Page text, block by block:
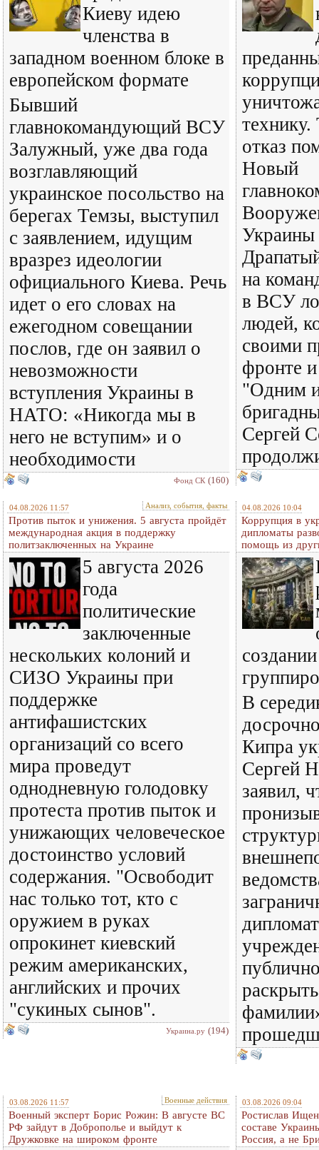
Киеву идею
членства в
западном военном блоке в
европейском формате
Бывший
главнокомандующий ВСУ
Залужный, уже два года
возглавляющий
украинское посольство на
берегах Темзы, выступил
с заявлением, идущим
вразрез идеологии
официального Киева. Речь
идет о его словах на
ежегодном совещании
послов, где он заявил о
невозможности
вступления Украины в
НАТО: «Никогда мы в
него не вступим» и о
необходимости
Фонд СК (160)
отказ
Новый
на
в ВСУ
людей,
своими
фронте
"Одним
Сергей
04.08.2026 11:57 Анализ, события, факты
Против пыток и унижения. 5 августа пройдёт
международная акция в поддержку
политзаключенных на Украине
5 августа 2026
года
политические
заключенные
нескольких колоний и
СИЗО Украины при
поддержке
антифашистских
организаций со всего
мира проведут
однодневную голодовку
протеста против пыток и
унижающих человеческое
достоинство условий
содержания. "Освободит
нас только тот, кто с
оружием в руках
опрокинет киевский
режим американских,
английских и прочих
"сукиных сынов".
Украина.ру (194)
04.08.2026 10:04
Коррупция в
дипломаты
помощь из
В
Кипра
Сергей
заявил,
03.08.2026 11:57 Военные действия
Военный эксперт Борис Рожин: В августе ВС
РФ зайдут в Доброполье и выйдут к
Дружковке на широком фронте
03.08.2026 09:04
Ростислав
составе
Россия, а не